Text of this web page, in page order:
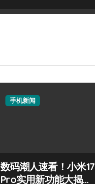
手机新闻
数码潮人速看！小米17
Pro实用新功能大揭